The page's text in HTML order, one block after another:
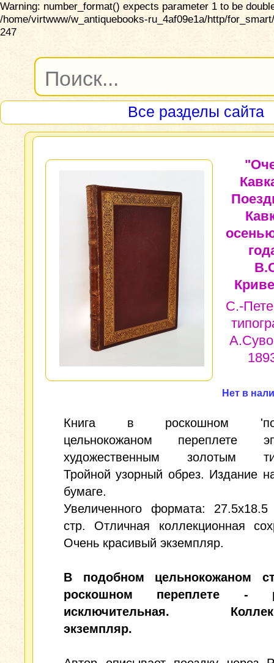
Warning: number_format() expects parameter 1 to be
/home/virtwww/w_antiquebooks-ru_4af09e1a/http/
247
Все разделы сайта
С.-
Нет в
Книга в роскошном
цельнокожаном переплете
художественным золотым
Тройной узорный обрез. Издание
бумаге.
Увеличенного формата:
стр. Отличная коллекционная
Очень красивый экземпляр.
В подобном цельнокожаном
роскошном переплете -
исключительная.
экземпляр.